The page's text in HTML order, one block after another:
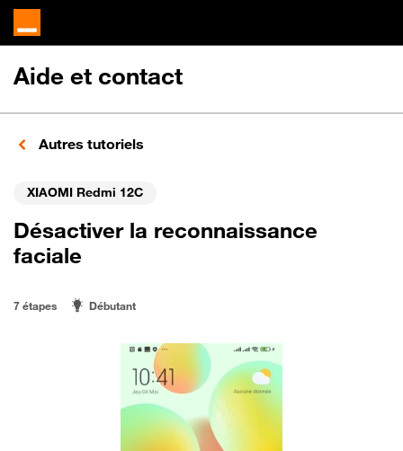
Aide et contact
Autres tutoriels
XIAOMI Redmi 12C
Désactiver la reconnaissance
faciale
7 étapes Débutant